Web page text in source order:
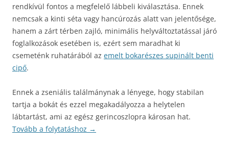
rendkívül fontos a megfelelő lábbeli kiválasztása. Ennek
nemcsak a kinti séta vagy hancúrozás alatt van jelentősége,
hanem a zárt térben zajló, minimális helyváltoztatással járó
foglalkozások esetében is, ezért sem maradhat ki
csemeténk ruhatárából az emelt bokarészes supinált benti
cipő.
Ennek a zseniális találmánynak a lényege, hogy stabilan
tartja a bokát és ezzel megakadályozza a helytelen
lábtartást, ami az egész gerincoszlopra károsan hat.
Tovább a folytatáshoz →